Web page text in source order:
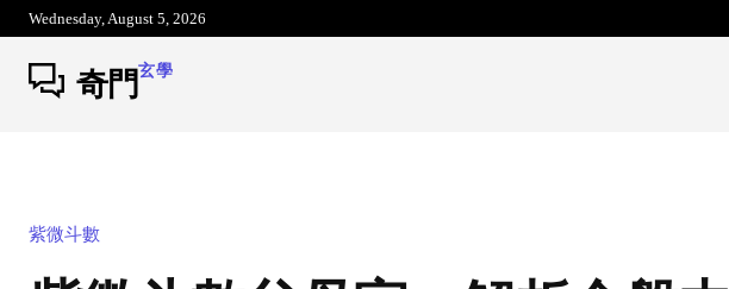
Wednesday, August 5, 2026
奇門 玄學
紫微斗數